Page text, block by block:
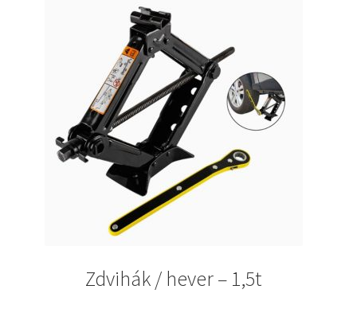
Zdvihák / hever – 1,5t